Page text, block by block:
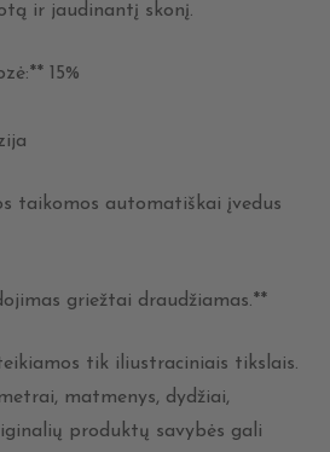
ir jaudinantį skonį.
15%
taikomos automatiškai įvedus
griežtai draudžiamas.**
tik iliustraciniais tikslais.
matmenys, dydžiai,
produktų savybės gali